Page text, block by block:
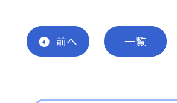
前へ 一覧